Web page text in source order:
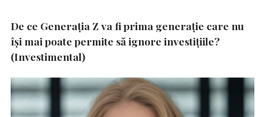
De ce Generația Z va fi prima generație care nu
își mai poate permite să ignore investițiile?
(Investimental)